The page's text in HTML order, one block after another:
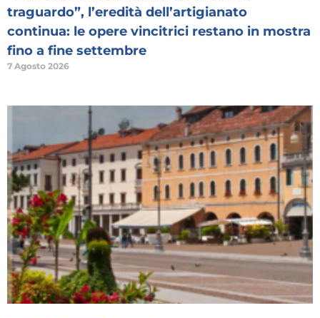
traguardo”, l’eredità dell’artigianato
continua: le opere vincitrici restano in mostra
fino a fine settembre
7 Agosto 2026